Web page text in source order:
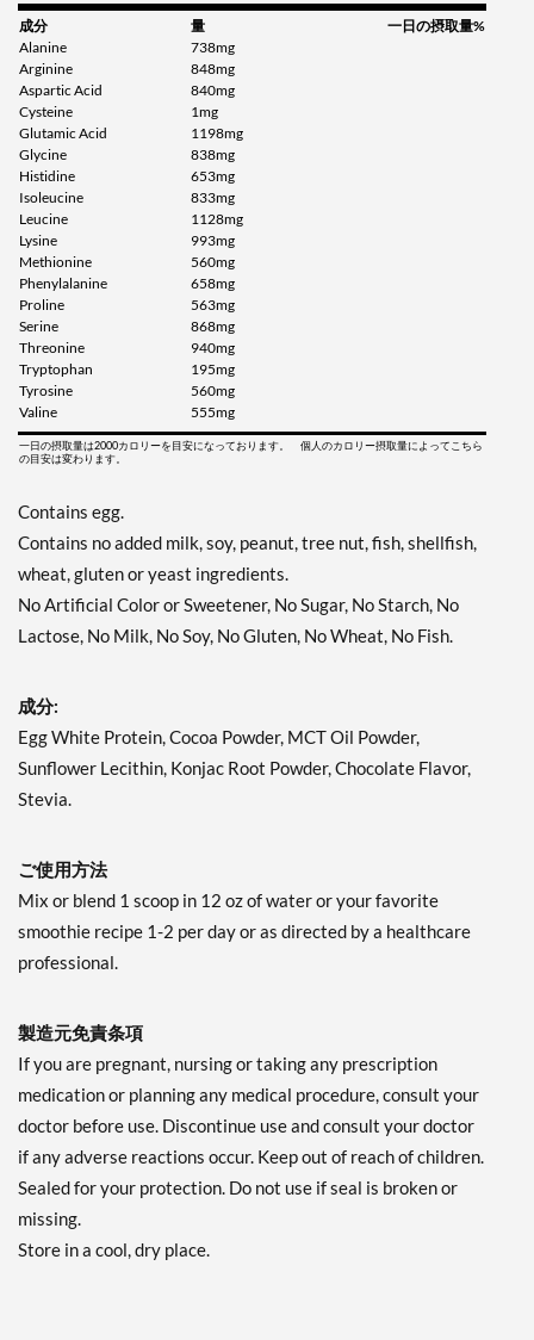
成分 量
一日の摂取量%
Alanine
738mg
Arginine
848mg
Aspartic Acid
840mg
Cysteine
1mg
Glutamic Acid
1198mg
Glycine
838mg
Histidine
653mg
Isoleucine
833mg
Leucine
1128mg
Lysine
993mg
Methionine
560mg
Phenylalanine
658mg
Proline
563mg
Serine
868mg
Threonine
940mg
Tryptophan
195mg
Tyrosine
560mg
Valine
555mg
一日の摂取量は2000カロリーを目安になっております。 個人のカロリー摂取量によってこちら
の目安は変わります。
Contains egg.
Contains no added milk, soy, peanut, tree nut, fish, shellfish,
wheat, gluten or yeast ingredients.
No Artificial Color or Sweetener, No Sugar, No Starch, No
Lactose, No Milk, No Soy, No Gluten, No Wheat, No Fish.
成分:
Egg White Protein, Cocoa Powder, MCT Oil Powder,
Sunflower Lecithin, Konjac Root Powder, Chocolate Flavor,
Stevia.
ご使用方法
Mix or blend 1 scoop in 12 oz of water or your favorite
smoothie recipe 1-2 per day or as directed by a healthcare
professional.
製造元免責条項
If you are pregnant, nursing or taking any prescription
medication or planning any medical procedure, consult your
doctor before use. Discontinue use and consult your doctor
if any adverse reactions occur. Keep out of reach of children.
Sealed for your protection. Do not use if seal is broken or
missing.
Store in a cool, dry place.